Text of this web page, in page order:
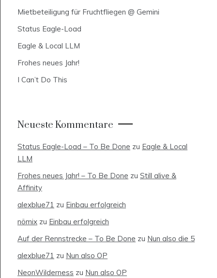
Mietbeteiligung für Fruchtfliegen @ Gemini
Status Eagle-Load
Eagle & Local LLM
Frohes neues Jahr!
I Can’t Do This
Neueste Kommentare
Status Eagle-Load – To Be Done zu Eagle & Local
LLM
Frohes neues Jahr! – To Be Done zu Still alive &
Affinity
alexblue71 zu Einbau erfolgreich
nömix zu Einbau erfolgreich
Auf der Rennstrecke – To Be Done zu Nun also die 5
alexblue71 zu Nun also OP
NeonWilderness zu Nun also OP